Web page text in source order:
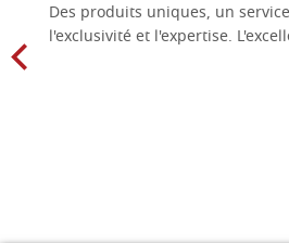
Des produits uniques, un
l'exclusivité et l'expertise.